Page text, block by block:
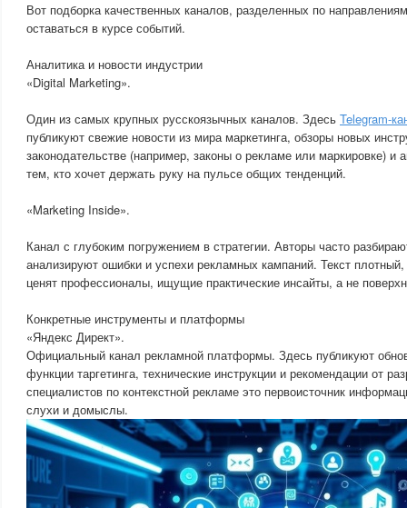
Вот подборка качественных каналов, разделенных по
оставаться в курсе событий.
Аналитика и новости индустрии
«Digital Marketing».
Один из самых крупных русскоязычных каналов. Здесь Telegram-
публикуют свежие новости из мира маркетинга, обзоры новых
законодательстве (например, законы о рекламе или маркировке) и
тем, кто хочет держать руку на пульсе общих тенденций.
«Marketing Inside».
Канал с глубоким погружением в стратегии. Авторы часто
анализируют ошибки и успехи рекламных кампаний. Текст
ценят профессионалы, ищущие практические инсайты, а не
Конкретные инструменты и платформы
«Яндекс Директ».
Официальный канал рекламной платформы. Здесь публикуют
функции таргетинга, технические инструкции и рекомендации от
специалистов по контекстной рекламе это первоисточник
слухи и домыслы.